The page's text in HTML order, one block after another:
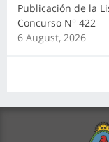
Publicación de la
Concurso N° 422
6 August, 2026